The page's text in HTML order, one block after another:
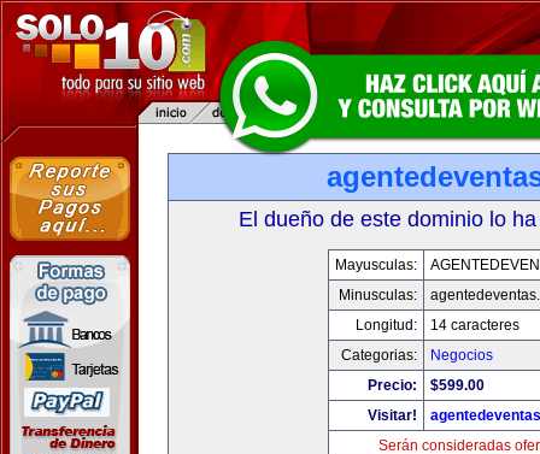
El dueño de este dominio lo
Mayusculas:
Minusculas:
Longitud:
14 caracteres
Categorias:
Negocios
Precio:
$599.00
Visitar!
Serán consideradas